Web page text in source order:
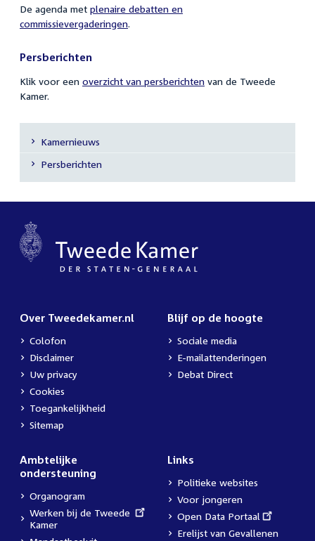
De agenda met plenaire debatten en
commissievergaderingen.
Persberichten
Klik voor een overzicht van persberichten van de Tweede
Kamer.
Submenu
Kamernieuws
Persberichten
Over Tweedekamer.nl
Colofon
Disclaimer
Uw privacy
Cookies
Toegankelijkheid
Sitemap
Blijf op de hoogte
Sociale media
E-mailattenderingen
Debat Direct
Ambtelijke
ondersteuning
Organogram
External
link:
Werken bij de Tweede
Kamer
Links
Politieke websites
Voor jongeren
External
link:
Open Data Portaal
Erelijst van Gevallenen